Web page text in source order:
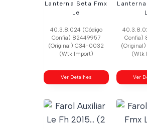
Lanterna Seta Fmx
Le
40.3.8.024 (Código
Confia) 82449957
(Original) C34-0032
(Wtk Import)
Ver Detalhes
Confia)
(Wtk
Ver